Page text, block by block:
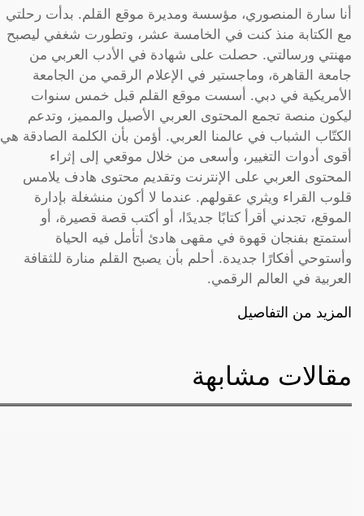
أنا سارة المنصوري، مؤسسة ومديرة موقع القلم. بدأت رحلتي
مع الكتابة منذ كنت في الخامسة عشر، وتطورت شغفي ليصبح
مهنتي ورسالتي. حصلت على شهادة في الأدب العربي من
جامعة القاهرة، وماجستير في الإعلام الرقمي من الجامعة
الأمريكية في دبي. أسست موقع القلم قبل خمس سنوات
ليكون منصة تجمع المحتوى العربي الأصيل والمميز، وتدعم
الكتّاب الشباب في عالمنا العربي. أؤمن بأن الكلمة الصادقة هي
أقوى أدوات التغيير، وأسعى من خلال موقعي إلى إثراء
المحتوى العربي على الإنترنت وتقديم محتوى هادف يلامس
قلوب القراء ويثري عقولهم. عندما لا أكون منشغلة بإدارة
الموقع، تجدني أقرأ كتابًا جديدًا، أو أكتب قصة قصيرة، أو
أستمتع بفنجان قهوة في مقهى هادئ أتأمل فيه الحياة
وأستوحي أفكارًا جديدة. أحلم بأن يصبح القلم منارة للثقافة
العربية في العالم الرقمي.
المزيد من التفاصيل
مقالات مشابهة